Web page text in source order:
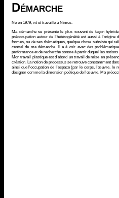
Démarche
Né en 1979, vit et travaille à Nîmes.
Ma démarche se présente le plus souvent de façon
préoccupation autour de l'hétérogénéité est aussi à
formes, ou de ses thématiques, quelque chose subsiste qui
central de ma démarche. Il a à voir avec des
performance et de recherche sonore à partir duquel les
Mon travail plastique est d'abord un travail de mise en
création. La notion de processus se retrouve constamment
ainsi que l'occupation de l'espace (par le corps, l'œuvre, le
désigner comme la dimension poétique de l'œuvre. Ma